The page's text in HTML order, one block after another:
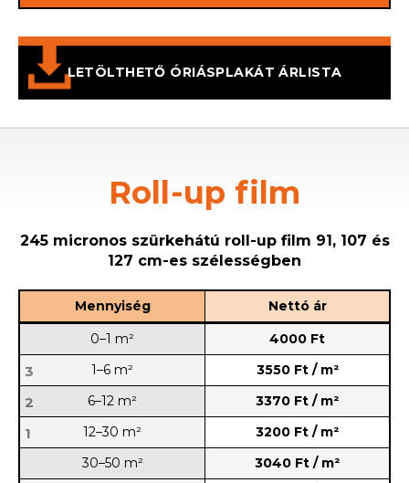
LETÖLTHETŐ ÓRIÁSPLAKÁT ÁRLISTA
Roll-up film
245 micronos szürkehátú roll-up film 91, 107 és
127 cm-es szélességben
Mennyiség
Nettó ár
0–1 m­²
4000 Ft
3 1–6 m­² 3550 Ft / m²
2 6–12 m­² 3370 Ft / m²
1 12–30 m­²
3200 Ft / m²
30–50 m­²
3040 Ft / m²